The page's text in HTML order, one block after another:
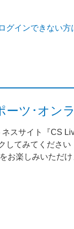
ログインできない方
ツ･オン
スサイト『CS
てみてくださ
お楽しみいただ